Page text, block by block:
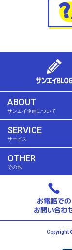
ABOUT
サンエイ企画について
SERVICE
サービス
OTHER
その他
Copyright